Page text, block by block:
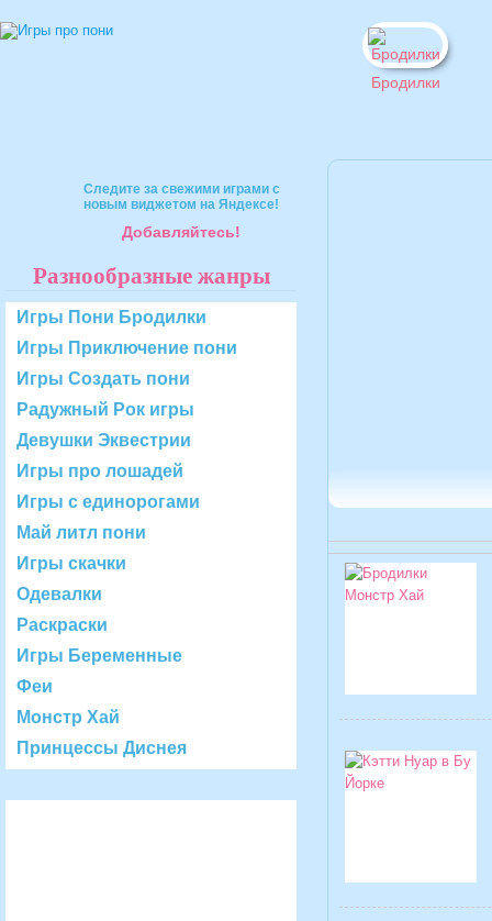
Бродилки
Следите за свежими играми с
новым виджетом на Яндексе!
Добавляйтесь!
Разнообразные жанры
Игры Пони Бродилки
Игры Приключение пони
Игры Создать пони
Радужный Рок игры
Девушки Эквестрии
Игры про лошадей
Игры с единорогами
Май литл пони
Игры скачки
Одевалки
Раскраски
Игры Беременные
Феи
Монстр Хай
Принцессы Диснея